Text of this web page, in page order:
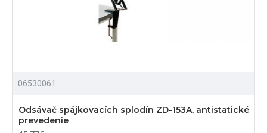
06530061
Odsávač spájkovacích splodín ZD-153A, antistatické
prevedenie